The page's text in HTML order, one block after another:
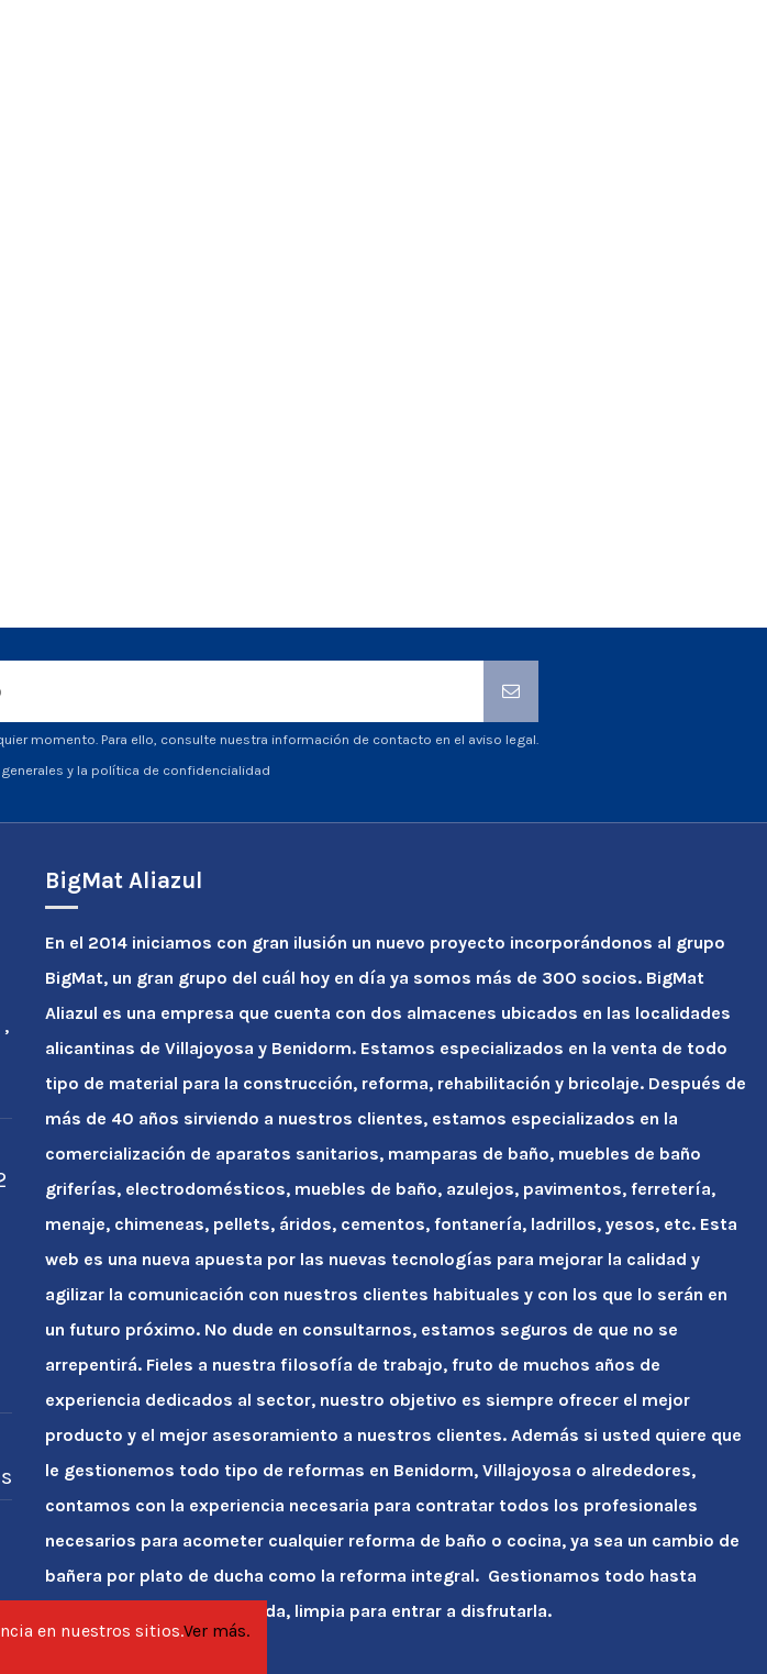
momento. Para ello, consulte nuestra información de contacto en el aviso legal.
y la política de confidencialidad
BigMat Aliazul
En el 2014 iniciamos con gran ilusión un nuevo proyecto incorporándonos al grupo
BigMat, un gran grupo del cuál hoy en día ya somos más de 300 socios. BigMat
Aliazul es una empresa que cuenta con dos almacenes ubicados en las localidades
alicantinas de Villajoyosa y Benidorm. Estamos especializados en la venta de todo
tipo de material para la construcción, reforma, rehabilitación y bricolaje. Después de
más de 40 años sirviendo a nuestros clientes, estamos especializados en la
comercialización de aparatos sanitarios, mamparas de baño, muebles de baño
griferías, electrodomésticos, muebles de baño, azulejos, pavimentos, ferretería,
menaje, chimeneas, pellets, áridos, cementos, fontanería, ladrillos, yesos, etc. Esta
web es una nueva apuesta por las nuevas tecnologías para mejorar la calidad y
agilizar la comunicación con nuestros clientes habituales y con los que lo serán en
un futuro próximo. No dude en consultarnos, estamos seguros de que no se
arrepentirá. Fieles a nuestra filosofía de trabajo, fruto de muchos años de
experiencia dedicados al sector, nuestro objetivo es siempre ofrecer el mejor
producto y el mejor asesoramiento a nuestros clientes. Además si usted quiere que
le gestionemos todo tipo de reformas en Benidorm, Villajoyosa o alrededores,
contamos con la experiencia necesaria para contratar todos los profesionales
necesarios para acometer cualquier reforma de baño o cocina, ya sea un cambio de
bañera por plato de ducha como la reforma integral. Gestionamos todo hasta
entregarle la casa reformada, limpia para entrar a disfrutarla.
en nuestros sitios.Ver más.